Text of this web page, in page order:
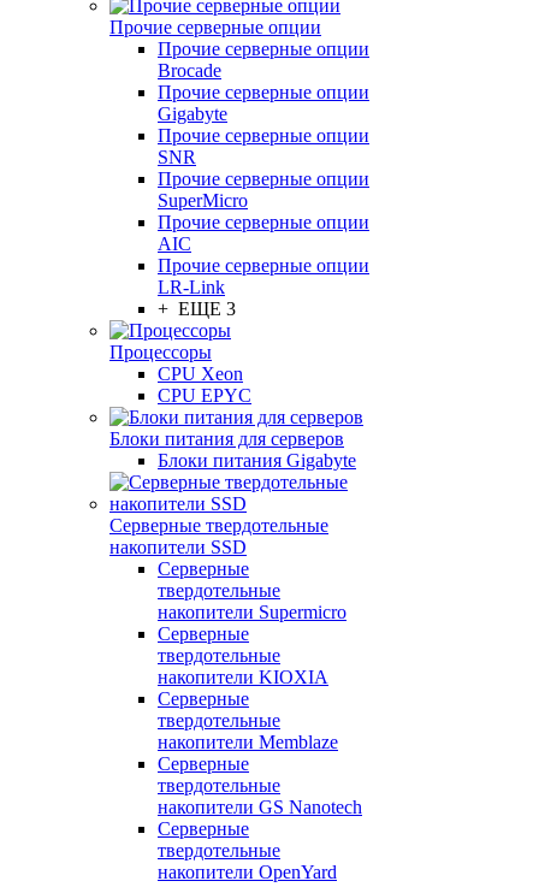
Прочие серверные опции
Прочие серверные опции
Brocade
Прочие серверные опции
Gigabyte
Прочие серверные опции
SNR
Прочие серверные опции
SuperMicro
Прочие серверные опции
AIC
Прочие серверные опции
LR-Link
+ ЕЩЕ 3
Процессоры
CPU Xeon
CPU EPYC
Блоки питания для серверов
Блоки питания Gigabyte
Серверные твердотельные
накопители SSD
Cерверные
твердотельные
накопители Supermicro
Cерверные
твердотельные
накопители KIOXIA
Cерверные
твердотельные
накопители Memblaze
Cерверные
твердотельные
накопители GS Nanotech
Серверные
твердотельные
накопители OpenYard